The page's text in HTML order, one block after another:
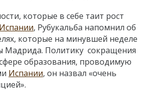
которые в себе таит рост
Испании, Рубукальба напомнил об
которые на минувшей неделе
Мадрида. Политику сокращения
образования, проводимую
Испании, он назвал «очень